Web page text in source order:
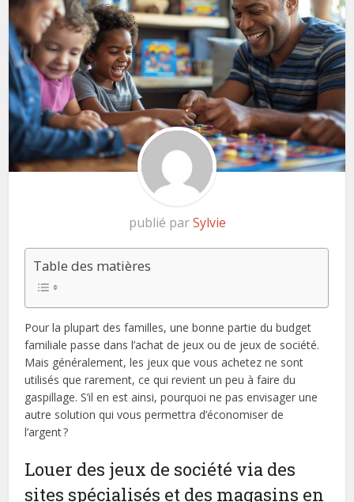
publié parSylvie
Table des matières
Pour la plupart des familles, une bonne partie du budget
familiale passe dans l’achat de jeux ou de jeux de société.
Mais généralement, les jeux que vous achetez ne sont
utilisés que rarement, ce qui revient un peu à faire du
gaspillage. S’il en est ainsi, pourquoi ne pas envisager une
autre solution qui vous permettra d’économiser de
l’argent ?
Louer des jeux de société via des
sites spécialisés et des magasins en